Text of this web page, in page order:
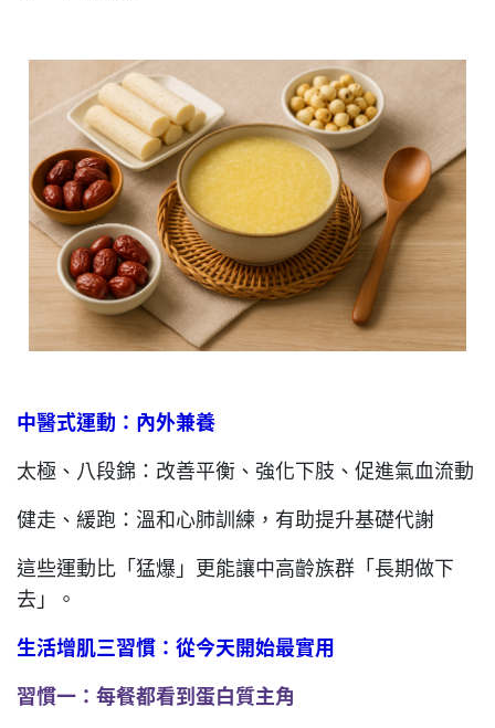
中醫式運動：內外兼養
太極、八段錦：改善平衡、強化下肢、促進氣血流動
健走、緩跑：溫和心肺訓練，有助提升基礎代謝
這些運動比「猛爆」更能讓中高齡族群「長期做下
去」。
生活增肌三習慣：從今天開始最實用
習慣一：每餐都看到蛋白質主角